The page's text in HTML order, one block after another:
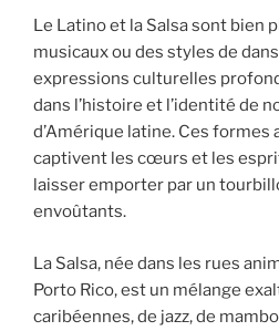
Le Latino et la Salsa sont bien
musicaux ou des styles de
expressions culturelles
dans l’histoire et l’identité de
d’Amérique latine. Ces
captivent les cœurs et les
laisser emporter par un
envoûtants.
La Salsa, née dans les rues
Porto Rico, est un mélange
caribéennes, de jazz, de